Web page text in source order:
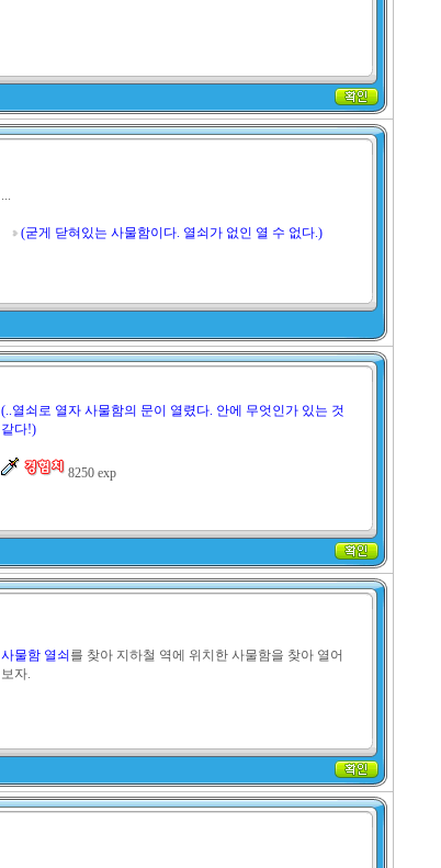
...
(굳게 닫혀있는 사물함이다. 열쇠가 없인 열 수 없다.)
(..열쇠로 열자 사물함의 문이 열렸다. 안에 무엇인가 있는 것
같다!)
8250 exp
사물함 열쇠 를 찾아 지하철 역에 위치한 사물함을 찾아 열어
보자.